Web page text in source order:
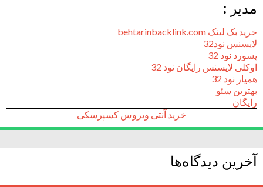
مدیر :
خرید بک لینک behtarinbacklink.com
لایسنس نود32
پسورد نود 32
اوکلی لایسنس رایگان نود 32
همیار نود 32
بهترین سئو
رایگان
خرید آنتی ویروس کسپرسکی
آخرین دیدگاه‌ها